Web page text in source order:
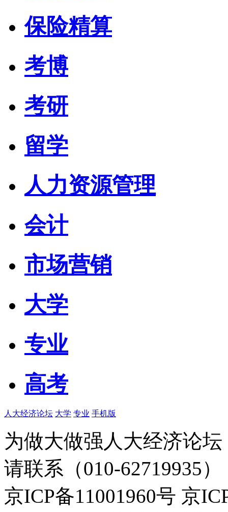
保险精算
考博
考研
留学
人力资源管理
会计
市场营销
大学
专业
高考
人大经济论坛 大学 专业 手机版
为做大做强人大经济论
请联系（010-62719935）
京ICP备11001960号 京